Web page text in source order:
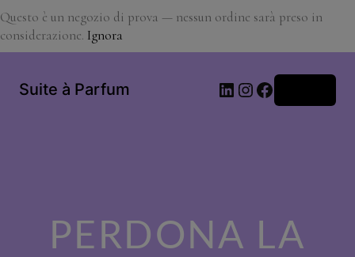
Questo è un negozio di prova — nessun ordine sarà preso in
considerazione. Ignora
Suite à Parfum LinkedIn
Instagram
Facebook
PERDONA LA